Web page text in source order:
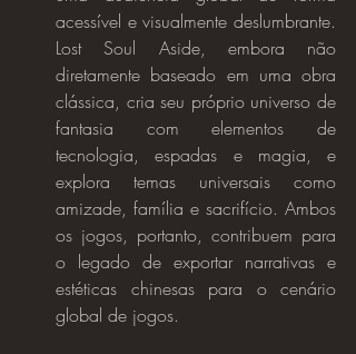
acessível e visualmente deslumbrante.
Lost Soul Aside, embora não
diretamente baseado em uma obra
clássica, cria seu próprio universo de
fantasia com elementos de
tecnologia, espadas e magia, e
explora temas universais como
amizade, família e sacrifício. Ambos
os jogos, portanto, contribuem para
o legado de exportar narrativas e
estéticas chinesas para o cenário
global de jogos.